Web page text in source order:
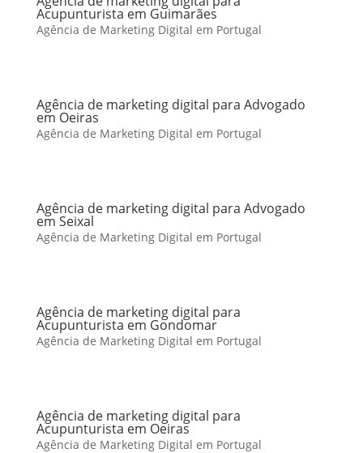
Acupunturista em Guimarães
Agência de Marketing Digital em Portugal
Agência de marketing digital para Advogado
em Oeiras
Agência de Marketing Digital em Portugal
Agência de marketing digital para Advogado
em Seixal
Agência de Marketing Digital em Portugal
Agência de marketing digital para
Acupunturista em Gondomar
Agência de Marketing Digital em Portugal
Agência de marketing digital para
Acupunturista em Oeiras
Agência de Marketing Digital em Portugal